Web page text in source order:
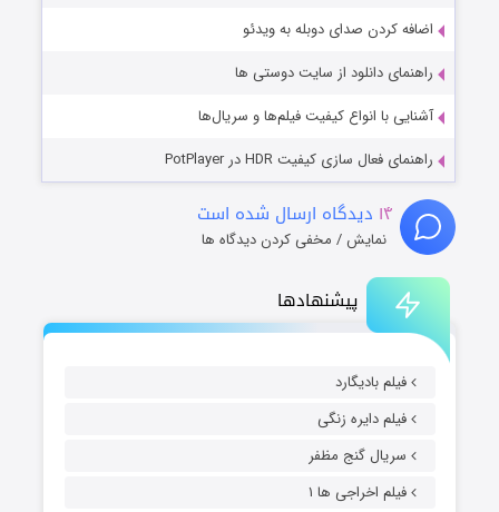
پیشنهادها
فیلم بادیگارد
فیلم دایره زنگی
سریال گنج مظفر
فیلم اخراجی ها ۱
اضافه کردن صدای دوبله به ویدئو
راهنمای دانلود از سایت دوستی ها
آشنایی با انواع کیفیت فیلم‌ها و سریال‌ها
راهنمای فعال سازی کیفیت HDR در PotPlayer
۱۴ دیدگاه ارسال شده است
نمایش / مخفی کردن دیدگاه ها